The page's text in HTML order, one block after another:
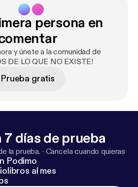
así que comparte
a personas que creas
el proyecto, para que la
la más chida y oscura del
y
persona en
y únete a la comunidad de
DE LO QUE NO EXISTE!
Prueba gratis
7 días de prueba
la prueba. · Cancela cuando quieras
Podimo
al mes